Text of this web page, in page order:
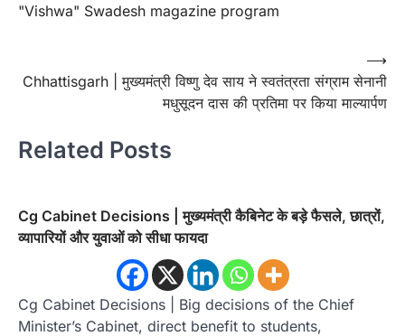
"Vishwa" Swadesh magazine program
navigation
Chhattisgarh | मुख्यमंत्री विष्णु देव साय ने स्वतंत्रता संग्राम सेनानी
मधुसूदन दास की प्रतिमा पर किया माल्यार्पण
⟶
Related Posts
Cg Cabinet Decisions | मुख्यमंत्री कैबिनेट के बड़े फैसले, छात्रों,
व्यापारियों और युवाओं को सीधा फायदा
Cg Cabinet Decisions | Big decisions of the Chief
Minister’s Cabinet, direct benefit to students,